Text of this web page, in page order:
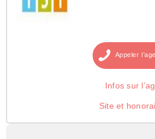
Appeler
Infos sur
Site et